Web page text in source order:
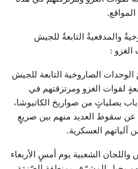
والمدفعيةُ التابعةُ للجيش
الغزو :
الوحدات الصاروخية التابعة للجيش
لقوات الغزو ومرتزقتهم في
بصلياتٍ من صواريخ الكاتيوشا،
أسفرت عن سقوط العديد منهم بين صريعٍ
آلياتهم العسكرية.
الشعبية يوم أمسٍ الأربعاء